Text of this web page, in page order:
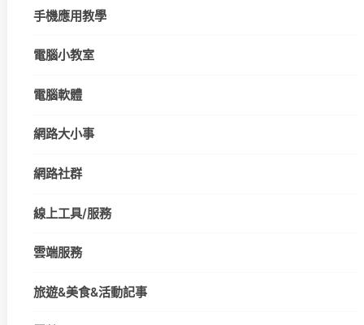
手機應用教學
電腦小教室
電腦軟體
網路大小事
網路社群
線上工具/服務
雲端服務
旅遊&美食&活動記事